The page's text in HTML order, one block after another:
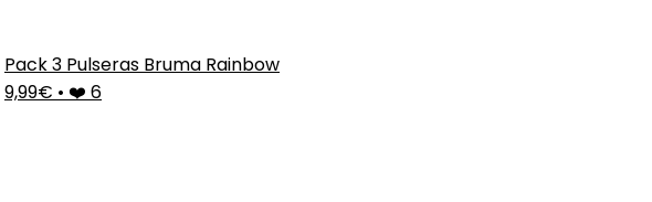
Pack 3 Pulseras Bruma Rainbow
9,99€ • ❤️ 6